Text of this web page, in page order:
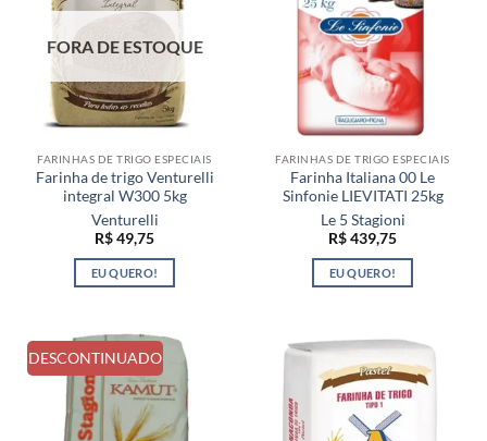
FORA DE ESTOQUE
FARINHAS DE TRIGO ESPECIAIS
Farinha de trigo Venturelli
integral W300 5kg
Venturelli
R$49,75
EU QUERO!
FARINHAS DE TRIGO ESPECIAIS
Farinha Italiana 00 Le
Sinfonie LIEVITATI 25kg
Le 5 Stagioni
R$439,75
EU QUERO!
DESCONTINUADO